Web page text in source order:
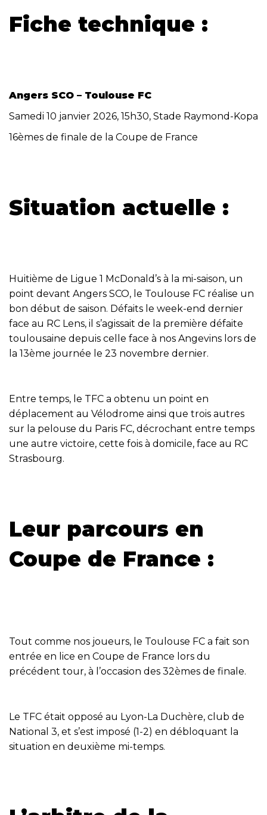
Fiche technique :
Angers SCO – Toulouse FC
Samedi 10 janvier 2026, 15h30, Stade Raymond-Kopa
16èmes de finale de la Coupe de France
Situation actuelle :
Huitième de Ligue 1 McDonald’s à la mi-saison, un
point devant Angers SCO, le Toulouse FC réalise un
bon début de saison. Défaits le week-end dernier
face au RC Lens, il s’agissait de la première défaite
toulousaine depuis celle face à nos Angevins lors de
la 13ème journée le 23 novembre dernier.
Entre temps, le TFC a obtenu un point en
déplacement au Vélodrome ainsi que trois autres
sur la pelouse du Paris FC, décrochant entre temps
une autre victoire, cette fois à domicile, face au RC
Strasbourg.
Leur parcours en
Coupe de France :
Tout comme nos joueurs, le Toulouse FC a fait son
entrée en lice en Coupe de France lors du
précédent tour, à l’occasion des 32èmes de finale.
Le TFC était opposé au Lyon-La Duchère, club de
National 3, et s’est imposé (1-2) en débloquant la
situation en deuxième mi-temps.